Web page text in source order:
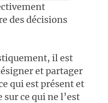
des décisions
il est
et partager
qui est présent et
ce qui ne l’est